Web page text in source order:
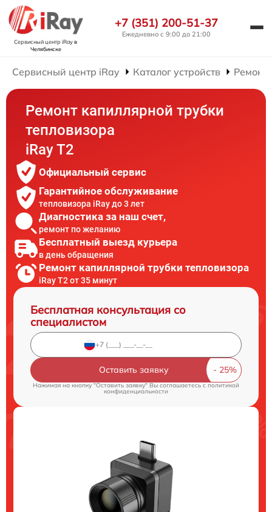
Сервисный центр iRayв
Челябинске
+7 (351) 200-51-37
Ежедневно с 9:00 до 21:00
Сервисный центр iRay Каталог устройств Ремонт
Ремонт капиллярной трубки
тепловизора
iRay T2
Официальный сервис
Гарантийное обслуживание
тепловизора iRay до 3 лет
Диагностика за наш счет,
ремонт по желанию
Бесплатный выезд курьера
в день обращения
Ремонт капиллярной трубки тепловизора
iRay T2 от 35 минут
Бесплатная консультация со
специалистом
Оставить заявку
Нажимая на кнопку "Оставить заявку" Вы соглашаетесь cполитикой
конфиденциальности